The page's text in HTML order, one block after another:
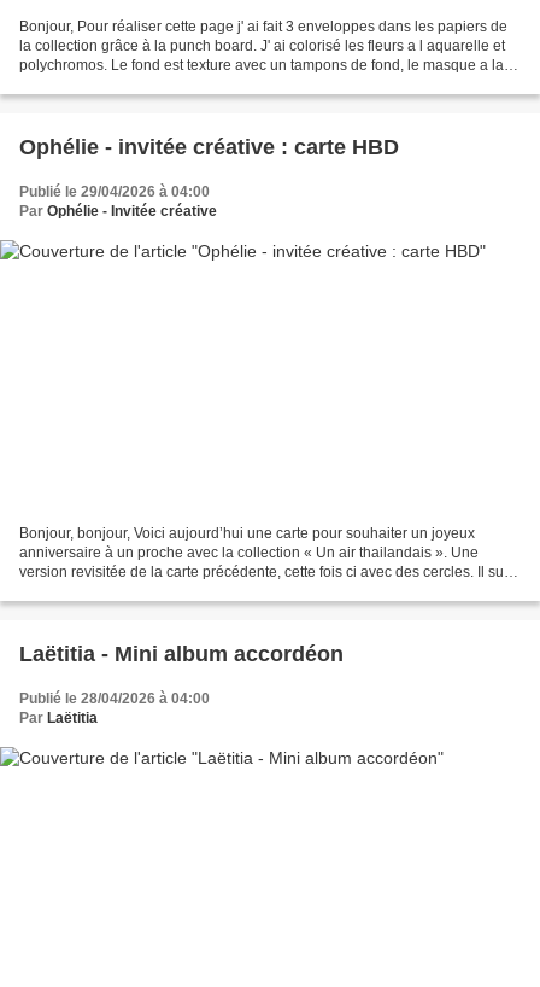
Bonjour, Pour réaliser cette page j' ai fait 3 enveloppes dans les papiers de
la collection grâce à la punch board. J' ai colorisé les fleurs a l aquarelle et
polychromos. Le fond est texture avec un tampons de fond, le masque a la
Ophélie - invitée créative : carte HBD
Publié le 29/04/2026 à 04:00
Par Ophélie - Invitée créative
Bonjour, bonjour, Voici aujourd’hui une carte pour souhaiter un joyeux
anniversaire à un proche avec la collection « Un air thailandais ». Une
version revisitée de la carte précédente, cette fois ci avec des cercles. Il suffit
Laëtitia - Mini album accordéon
Publié le 28/04/2026 à 04:00
Par Laëtitia